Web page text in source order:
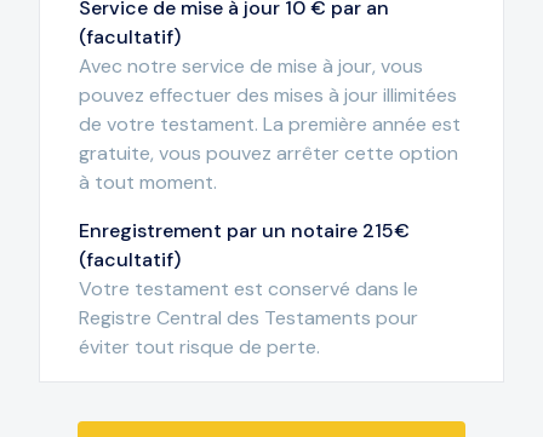
Service de mise à jour 10 € par an
(facultatif)
Avec notre service de mise à jour, vous
pouvez effectuer des mises à jour illimitées
de votre testament. La première année est
gratuite, vous pouvez arrêter cette option
à tout moment.
Enregistrement par un notaire 215€
(facultatif)
Votre testament est conservé dans le
Registre Central des Testaments pour
éviter tout risque de perte.